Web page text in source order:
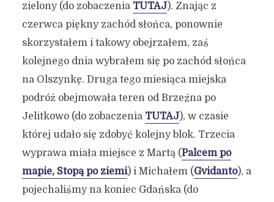
zielony (do zobaczenia TUTAJ). Znając z
czerwca piękny zachód słońca, ponownie
skorzystałem i takowy obejrzałem, zaś
kolejnego dnia wybrałem się po zachód słońca
na Olszynkę. Druga tego miesiąca miejska
podróż obejmowała teren od Brzeźna po
Jelitkowo (do zobaczenia TUTAJ), w czasie
której udało się zdobyć kolejny blok. Trzecia
wyprawa miała miejsce z Martą (Palcem po
mapie, Stopą po ziemi) i Michałem (Gvidanto), a
pojechaliśmy na koniec Gdańska (do